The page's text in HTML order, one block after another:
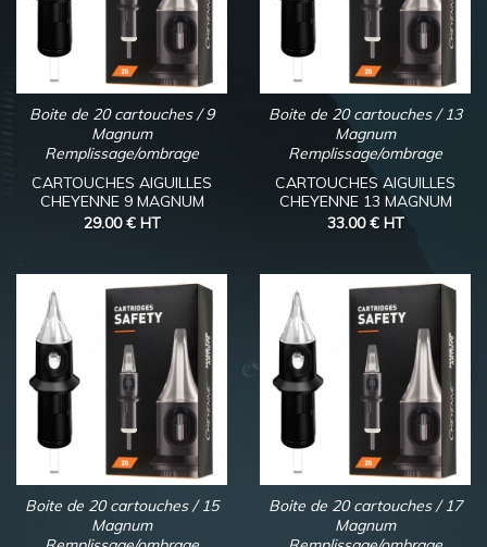
Boite de 20 cartouches / 9
Magnum
Remplissage/ombrage
CARTOUCHES AIGUILLES
CHEYENNE 9 MAGNUM
29.00 € HT
Boite de 20 cartouches / 13
Magnum
Remplissage/ombrage
CARTOUCHES AIGUILLES
CHEYENNE 13 MAGNUM
33.00 € HT
Boite de 20 cartouches / 15
Magnum
Boite de 20 cartouches / 17
Magnum